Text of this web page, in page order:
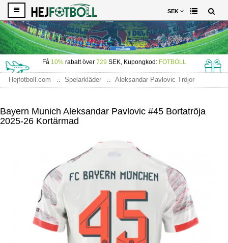
SEK
Få 10%rabatt över 729 SEK, Kupongkod: FOTBOLL
Hejfotboll.com Spelarkläder
Aleksandar Pavlovic Tröjor
Bayern Munich Aleksandar Pavlovic #45 Bortatröja
2025-26 Kortärmad